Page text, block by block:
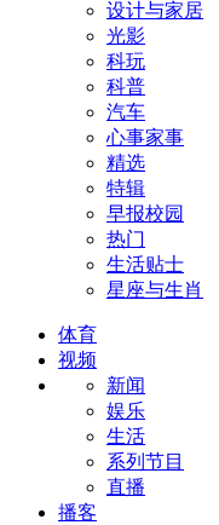
设计与家居
光影
科玩
科普
汽车
心事家事
精选
特辑
早报校园
热门
生活贴士
星座与生肖
体育
视频
新闻
娱乐
生活
系列节目
直播
播客